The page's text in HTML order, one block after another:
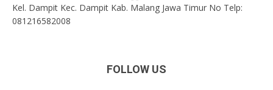
Kel. Dampit Kec. Dampit Kab. Malang Jawa Timur No Telp:
081216582008
FOLLOW US